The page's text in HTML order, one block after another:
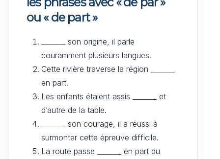
ou « de part »
_______ son origine, il parle
couramment plusieurs langues.
Cette rivière traverse la région _______
en part.
Les enfants étaient assis _______ et
d’autre de la table.
_______ son courage, il a réussi à
surmonter cette épreuve difficile.
La route passe _______ en part du